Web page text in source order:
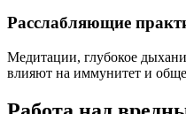
Расслабляющие
Медитации, глубокое
влияют на иммунитет и